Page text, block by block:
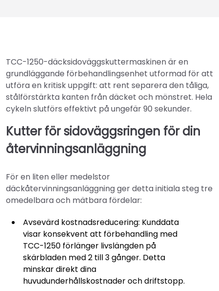
TCC-1250-däcksidoväggskuttermaskinen är en
grundläggande förbehandlingsenhet utformad för att
utföra en kritisk uppgift: att rent separera den tåliga,
stålförstärkta kanten från däcket och mönstret. Hela
cykeln slutförs effektivt på ungefär 90 sekunder.
Kutter för sidoväggsringen för din
återvinningsanläggning
För en liten eller medelstor
däckåtervinningsanläggning ger detta initiala steg tre
omedelbara och mätbara fördelar:
Avsevärd kostnadsreducering: Kunddata
visar konsekvent att förbehandling med
TCC-1250 förlänger livslängden på
skärbladen med 2 till 3 gånger. Detta
minskar direkt dina
huvudunderhållskostnader och driftstopp.